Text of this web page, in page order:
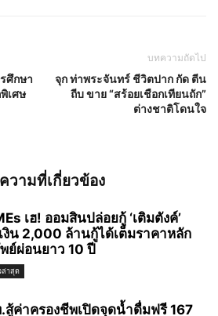
ศึกษา
เศษ
บทความถัดไป
จุก ท่าพระจันทร์ ชีวิตปาก กัด ตีน
ถีบ ขาย “สร้อยเชือกเทียนถัก”
ต่างชาติโดนใจ
วามที่เกี่ยวข้อง
เฮ! ออมสินปล่อยกู้ ‘เติมตังค์’
งิน 2,000 ล้านกู้ได้เต็มราคาหลัก
ย์ผ่อนยาว 10 ปี
ล่าสุด
สู้ค่าครองชีพเปิดจุดน้ำดื่มฟรี 167